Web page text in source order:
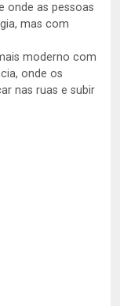
onde as pessoas
mas com
moderno com
onde os
nas ruas e subir